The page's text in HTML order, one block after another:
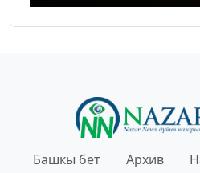
Башкы бет Архив